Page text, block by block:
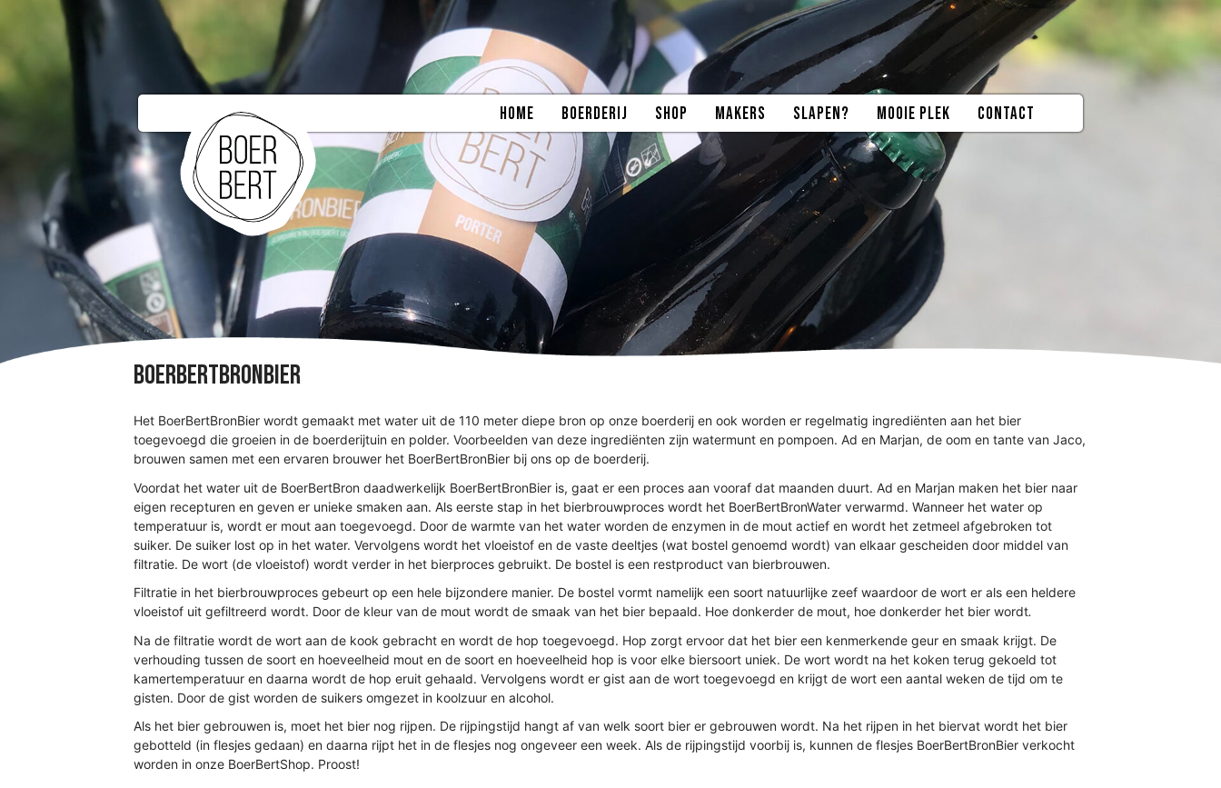
HOME BOERDERIJ SHOP MAKERS SLAPEN? MOOIE PLEK CONTACT
BoerBertBronBier
Het BoerBertBronBier wordt gemaakt met water uit de 110 meter diepe bron op onze boerderij en ook worden er regelmatig ingrediënten aan het bier
toegevoegd die groeien in de boerderijtuin en polder. Voorbeelden van deze ingrediënten zijn watermunt en pompoen. Ad en Marjan, de oom en tante van Jaco,
brouwen samen met een ervaren brouwer het BoerBertBronBier bij ons op de boerderij.
Voordat het water uit de BoerBertBron daadwerkelijk BoerBertBronBier is, gaat er een proces aan vooraf dat maanden duurt. Ad en Marjan maken het bier naar
eigen recepturen en geven er unieke smaken aan. Als eerste stap in het bierbrouwproces wordt het BoerBertBronWater verwarmd. Wanneer het water op
temperatuur is, wordt er mout aan toegevoegd. Door de warmte van het water worden de enzymen in de mout actief en wordt het zetmeel afgebroken tot
suiker. De suiker lost op in het water. Vervolgens wordt het vloeistof en de vaste deeltjes (wat bostel genoemd wordt) van elkaar gescheiden door middel van
filtratie. De wort (de vloeistof) wordt verder in het bierproces gebruikt. De bostel is een restproduct van bierbrouwen.
Filtratie in het bierbrouwproces gebeurt op een hele bijzondere manier. De bostel vormt namelijk een soort natuurlijke zeef waardoor de wort er als een heldere
vloeistof uit gefiltreerd wordt. Door de kleur van de mout wordt de smaak van het bier bepaald. Hoe donkerder de mout, hoe donkerder het bier wordt.
Na de filtratie wordt de wort aan de kook gebracht en wordt de hop toegevoegd. Hop zorgt ervoor dat het bier een kenmerkende geur en smaak krijgt. De
verhouding tussen de soort en hoeveelheid mout en de soort en hoeveelheid hop is voor elke biersoort uniek. De wort wordt na het koken terug gekoeld tot
kamertemperatuur en daarna wordt de hop eruit gehaald. Vervolgens wordt er gist aan de wort toegevoegd en krijgt de wort een aantal weken de tijd om te
gisten. Door de gist worden de suikers omgezet in koolzuur en alcohol.
Als het bier gebrouwen is, moet het bier nog rijpen. De rijpingstijd hangt af van welk soort bier er gebrouwen wordt. Na het rijpen in het biervat wordt het bier
gebotteld (in flesjes gedaan) en daarna rijpt het in de flesjes nog ongeveer een week. Als de rijpingstijd voorbij is, kunnen de flesjes BoerBertBronBier verkocht
worden in onze BoerBertShop. Proost!